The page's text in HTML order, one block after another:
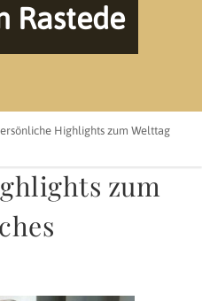
Rastede
Highlights zum Welttag
zum